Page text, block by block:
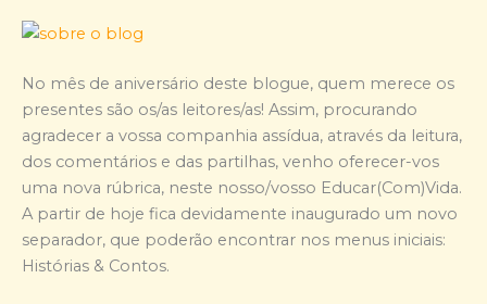
No mês de aniversário deste blogue, quem merece os
presentes são os/as leitores/as! Assim, procurando
agradecer a vossa companhia assídua, através da leitura,
dos comentários e das partilhas, venho oferecer-vos
uma nova rúbrica, neste nosso/vosso Educar(Com)Vida.
A partir de hoje fica devidamente inaugurado um novo
separador, que poderão encontrar nos menus iniciais:
Histórias & Contos.
de